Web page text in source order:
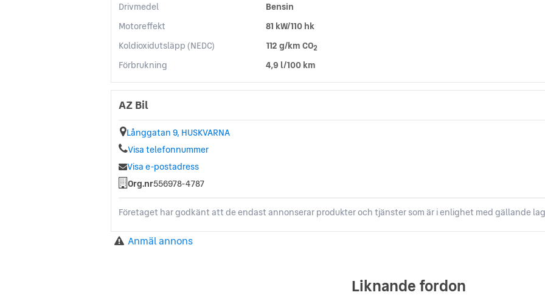
Drivmedel
Bensin
Motoreffekt
81 kW/110 hk
Koldioxidutsläpp (NEDC)
112 g/km CO2
Förbrukning 4,9 l/100 km
AZ Bil
Långgatan 9, HUSKVARNA
Visa telefonnummer
Visa e-postadress
Org.nr556978-4787
Företaget har godkänt att de endast annonserar produkter och tjänster som är i enlighet med gällande
Anmäl annons
Liknande fordon